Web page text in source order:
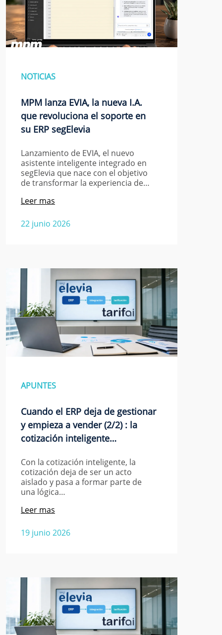
NOTICIAS
MPM lanza EVIA, la nueva I.A.
que revoluciona el soporte en
su ERP segElevia
Lanzamiento de EVIA, el nuevo
asistente inteligente integrado en
segElevia que nace con el objetivo
de transformar la experiencia de…
22 junio 2026
Leer mas
APUNTES
Cuando el ERP deja de gestionar
y empieza a vender (2/2) : la
cotización inteligente…
Con la cotización inteligente, la
cotización deja de ser un acto
aislado y pasa a formar parte de
una lógica…
19 junio 2026
Leer mas